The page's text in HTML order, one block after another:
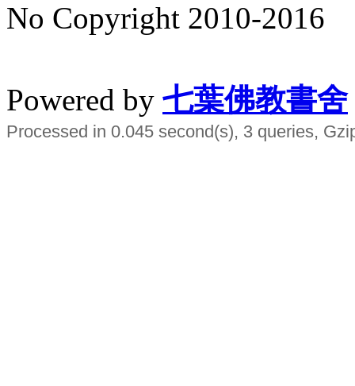
No Copyright 2010-2016
Powered by 七葉佛教書舍
Processed in 0.045 second(s), 3 queries,